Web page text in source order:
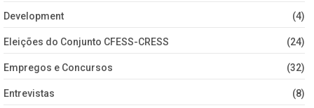
Development (4)
Eleições do Conjunto CFESS-CRESS (24)
Empregos e Concursos (32)
Entrevistas (8)